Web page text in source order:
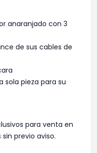
anaranjado con 3
de sus cables de
sola pieza para su
para venta en
previo aviso.